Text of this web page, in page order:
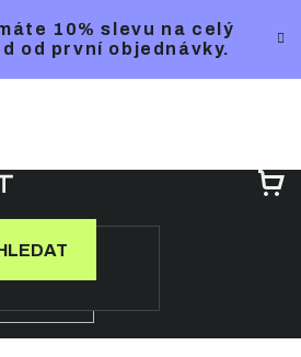
10% slevu na celý
od první objednávky.